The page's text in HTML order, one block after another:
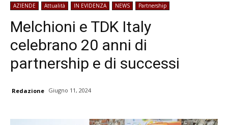
AZIENDE Attualità IN EVIDENZA NEWS Partnership
Melchioni e TDK Italy
celebrano 20 anni di
partnership e di successi
Redazione Giugno 11, 2024